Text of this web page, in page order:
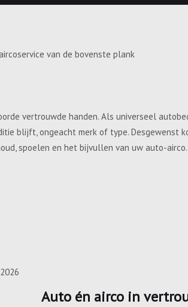
van de bovenste plank
vertrouwde handen. Als universeel
blijft, ongeacht merk of type. Desgewenst
spoelen en het bijvullen van uw auto-
Auto én airco in